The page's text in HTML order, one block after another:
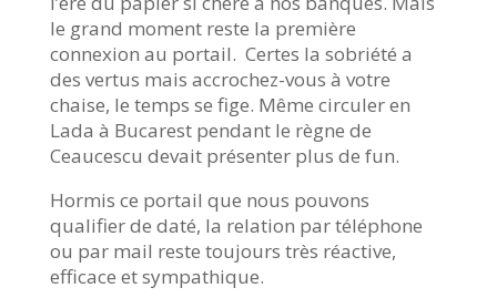
le grand moment reste la première
connexion au portail. Certes la sobriété a
des vertus mais accrochez-vous à votre
chaise, le temps se fige. Même circuler en
Lada à Bucarest pendant le règne de
Ceaucescu devait présenter plus de fun.
Hormis ce portail que nous pouvons
qualifier de daté, la relation par téléphone
ou par mail reste toujours très réactive,
efficace et sympathique.